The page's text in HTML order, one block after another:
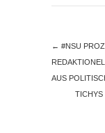
← #NSU
AUS
TICHYS